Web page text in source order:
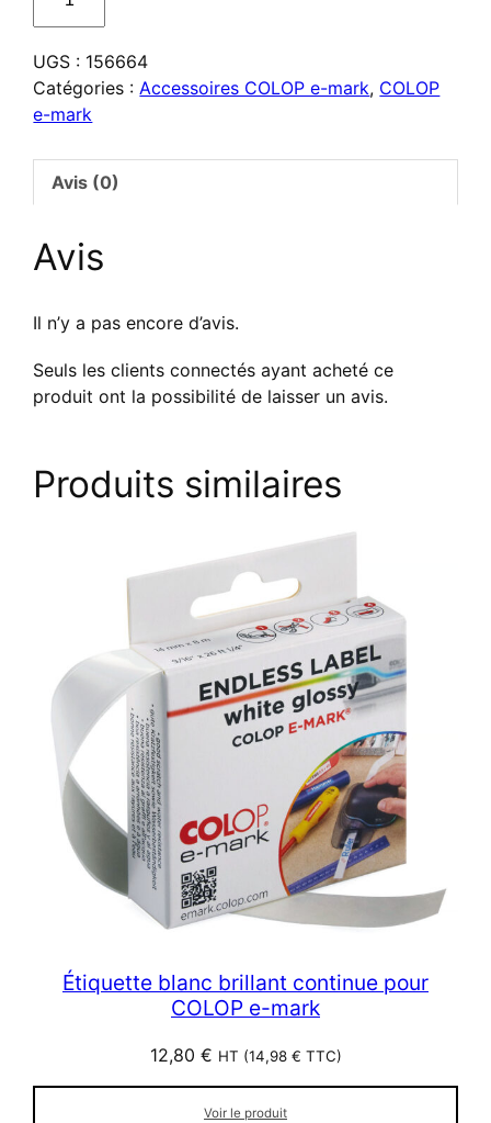
d'encre
C2
pour
mark
UGS : 156664
Catégories : Accessoires COLOP e-mark, COLOP
e-mark
Avis (0)
Avis
Il n’y a pas encore d’avis.
Seuls les clients connectés ayant acheté ce
produit ont la possibilité de laisser un avis.
Produits similaires
Étiquette blanc brillant continue pour
COLOP e-mark
12,80 € HT (14,98 € TTC)
Voir le produit